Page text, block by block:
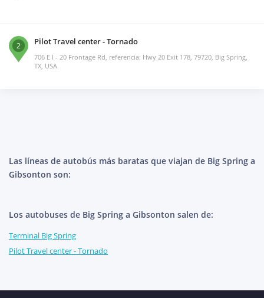
2 Pilot Travel center - Tornado
706 E I - 20 Frontage Rd, referencia: Hwy 20 Exit 178, 79720, Big Spring,
TX, USA
Las líneas de autobús más baratas que viajan de Big Spring a
Gibsonton son:
Los autobuses de Big Spring a Gibsonton salen de:
Terminal Big Spring
Pilot Travel center - Tornado